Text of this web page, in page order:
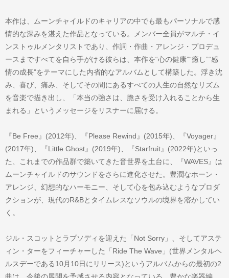
本作は、ムーンチャイルドのキャリアの中でも最もパーソナルで感
情的な深みを湛えた作品となっている。メンバー全員がマルチ・イ
ンストゥルメンタリストであり、作詞・作曲・アレンジ・プロデュ
ースまですべてを自ら手がける彼らは、本作を“心の健康”“癒し”“感
情の成長”をテーマにした内省的なアルバムとして構築した。浮き沈
み、喜び、痛み、そしてその間にあるすべての人生の自然なリズム
を音楽で描き出し、「本当の強さは、脆さを受け入れることから生
まれる」というメッセージをリスナーに届ける。
『Be Free』(2012年)、『Please Rewind』(2015年)、『Voyager』
(2017年)、『Little Ghost』(2019年)、『Starfruit』(2022年)といっ
た、これまでの作品群で築いてきた音世界を土台に、『WAVES』は
ムーンチャイルドのサウンドをさらに進化させた。豊潤なホーン・
アレンジ、幻想的なハーモニー、そして心を包み込むようなプロダ
クションが、現代のR&Bとタイムレスなソウルの境界を溶かしてい
く。
ジル・スコットとラプソディを迎えた「Not Sorry」、そしてアステ
ィン・ターをフィーチャーした「Ride The Wave」(世界メンタルヘ
ルスデーである10月10日にリリース)というアルバムからの最初の2